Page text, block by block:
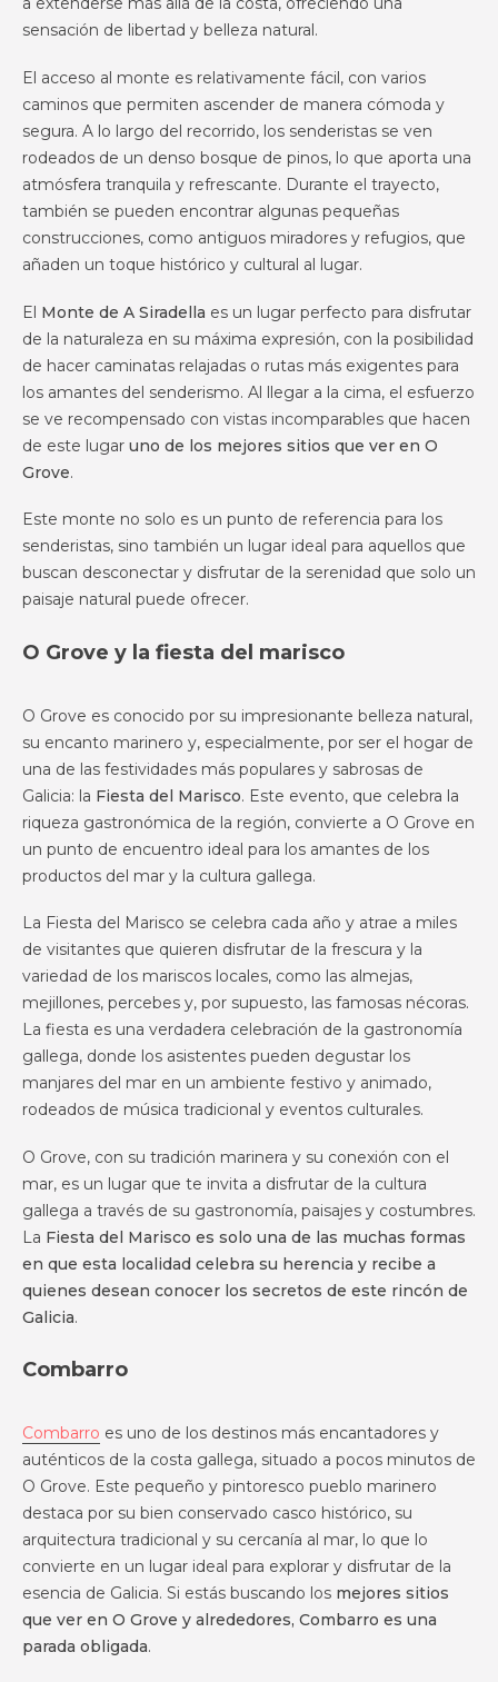
sensación de libertad y belleza natural.
El acceso al monte es relativamente fácil, con varios
caminos que permiten ascender de manera cómoda y
segura. A lo largo del recorrido, los senderistas se ven
rodeados de un denso bosque de pinos, lo que aporta una
atmósfera tranquila y refrescante. Durante el trayecto,
también se pueden encontrar algunas pequeñas
construcciones, como antiguos miradores y refugios, que
añaden un toque histórico y cultural al lugar.
El Monte de A Siradella es un lugar perfecto para disfrutar
de la naturaleza en su máxima expresión, con la posibilidad
de hacer caminatas relajadas o rutas más exigentes para
los amantes del senderismo. Al llegar a la cima, el esfuerzo
se ve recompensado con vistas incomparables que hacen
de este lugar uno de los mejores sitios que ver en O
Grove.
Este monte no solo es un punto de referencia para los
senderistas, sino también un lugar ideal para aquellos que
buscan desconectar y disfrutar de la serenidad que solo un
paisaje natural puede ofrecer.
O Grove y la fiesta del marisco
O Grove es conocido por su impresionante belleza natural,
su encanto marinero y, especialmente, por ser el hogar de
una de las festividades más populares y sabrosas de
Galicia: la Fiesta del Marisco. Este evento, que celebra la
riqueza gastronómica de la región, convierte a O Grove en
un punto de encuentro ideal para los amantes de los
productos del mar y la cultura gallega.
La Fiesta del Marisco se celebra cada año y atrae a miles
de visitantes que quieren disfrutar de la frescura y la
variedad de los mariscos locales, como las almejas,
mejillones, percebes y, por supuesto, las famosas nécoras.
La fiesta es una verdadera celebración de la gastronomía
gallega, donde los asistentes pueden degustar los
manjares del mar en un ambiente festivo y animado,
rodeados de música tradicional y eventos culturales.
O Grove, con su tradición marinera y su conexión con el
mar, es un lugar que te invita a disfrutar de la cultura
gallega a través de su gastronomía, paisajes y costumbres.
La Fiesta del Marisco es solo una de las muchas formas
en que esta localidad celebra su herencia y recibe a
quienes desean conocer los secretos de este rincón de
Galicia.
Combarro
Combarro es uno de los destinos más encantadores y
auténticos de la costa gallega, situado a pocos minutos de
O Grove. Este pequeño y pintoresco pueblo marinero
destaca por su bien conservado casco histórico, su
arquitectura tradicional y su cercanía al mar, lo que lo
convierte en un lugar ideal para explorar y disfrutar de la
esencia de Galicia. Si estás buscando los mejores sitios
que ver en O Grove y alrededores, Combarro es una
parada obligada.